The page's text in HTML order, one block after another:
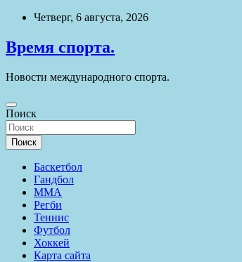
Перейти
содержимому
Четверг, 6 августа, 2026
Время спорта.
Новости международного спорта.
Поиск
Поиск
Баскетбол
Гандбол
ММА
Регби
Теннис
Футбол
Хоккей
Карта сайта